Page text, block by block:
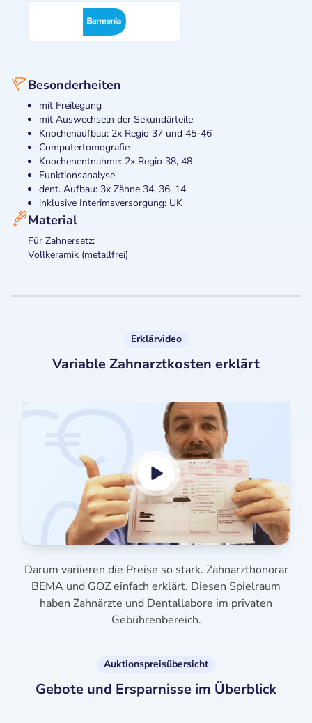
Besonderheiten
mit Freilegung
mit Auswechseln der Sekundärteile
Knochenaufbau: 2x Regio 37 und 45-46
Computertomografie
Knochenentnahme: 2x Regio 38, 48
Funktionsanalyse
dent. Aufbau: 3x Zähne 34, 36, 14
inklusive Interimsversorgung: UK
Material
Für Zahnersatz:
Vollkeramik (metallfrei)
Erklärvideo
Variable Zahnarztkosten erklärt
Darum variieren die Preise so stark. Zahnarzthonorar
BEMA und GOZ einfach erklärt. Diesen Spielraum
haben Zahnärzte und Dentallabore im privaten
Gebührenbereich.
Auktionspreisübersicht
Gebote und Ersparnisse im Überblick